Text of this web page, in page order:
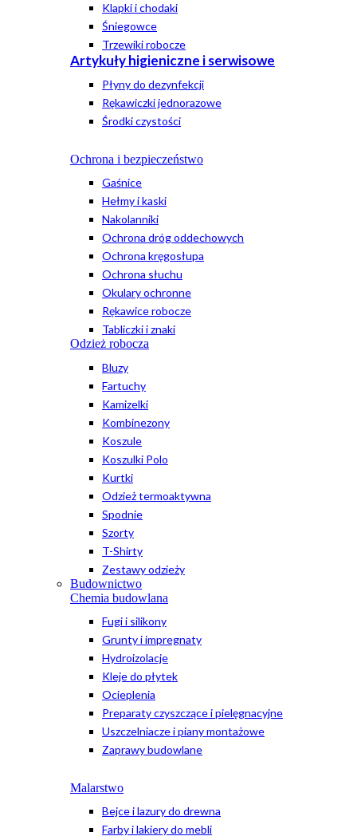
Klapki i chodaki
Śniegowce
Trzewiki robocze
Artykuły higieniczne i serwisowe
Płyny do dezynfekcji
Rękawiczki jednorazowe
Środki czystości
Ochrona i bezpieczeństwo
Gaśnice
Hełmy i kaski
Nakolanniki
Ochrona dróg oddechowych
Ochrona kręgosłupa
Ochrona słuchu
Okulary ochronne
Rękawice robocze
Tabliczki i znaki
Odzież robocza
Bluzy
Fartuchy
Kamizelki
Kombinezony
Koszule
Koszulki Polo
Kurtki
Odzież termoaktywna
Spodnie
Szorty
T-Shirty
Zestawy odzieży
Budownictwo
Chemia budowlana
Fugi i silikony
Grunty i impregnaty
Hydroizolacje
Kleje do płytek
Ocieplenia
Preparaty czyszczące i pielęgnacyjne
Uszczelniacze i piany montażowe
Zaprawy budowlane
Malarstwo
Bejce i lazury do drewna
Farby i lakiery do mebli